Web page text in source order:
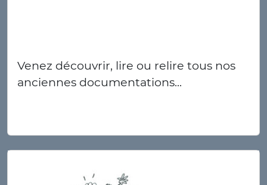
Venez découvrir, lire ou relire tous nos
anciennes documentations...